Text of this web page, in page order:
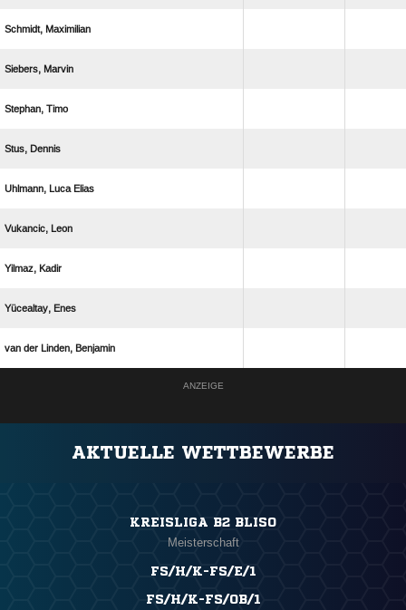
 
 
 
 
  
 
 
 
   
ANZEIGE
AKTUELLE WETTBEWERBE
KREISLIGA B2 BLISO
Meisterschaft
FS/H/K-FS/E/1
FS/H/K-FS/OB/1